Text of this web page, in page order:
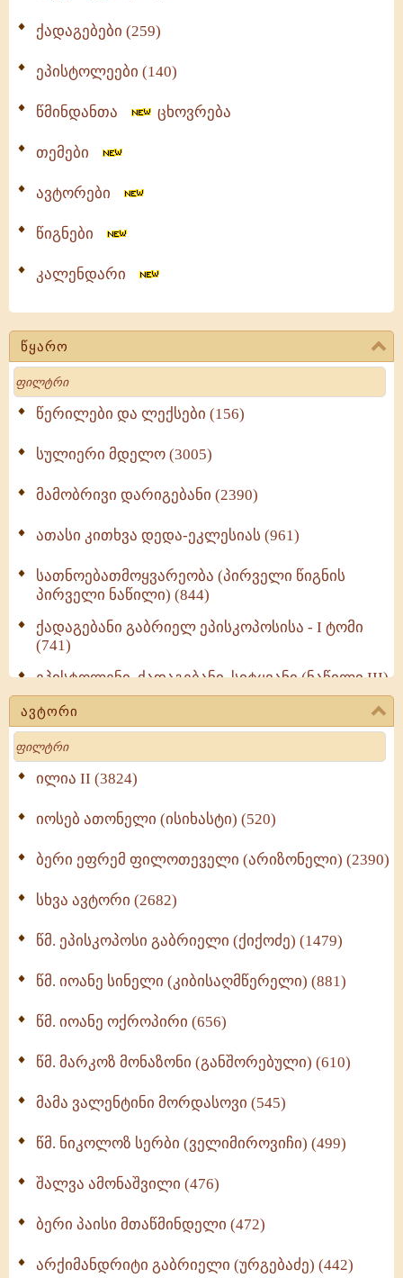
ქადაგებები (259)
ეპისტოლეები (140)
წმინდანთა ცხოვრება
თემები
ავტორები
წიგნები
კალენდარი
წყარო
Search
წერილები და ლექსები (156)
სულიერი მდელო (3005)
მამობრივი დარიგებანი (2390)
ათასი კითხვა დედა-ეკლესიას (961)
სათნოებათმოყვარეობა (პირველი წიგნის
პირველი ნაწილი) (844)
ქადაგებანი გაბრიელ ეპისკოპოსისა - I ტომი
(741)
ეპისტოლენი, ქადაგებანი, სიტყვანი (ნაწილი III)
(723)
მოძღვრის ძალზე სასარგებლო რჩევები
მრევლისათვის (545)
Wisdomge (514)
ქადაგებანი გაბრიელ ეპისკოპოსისა - II ტომი
სულიერი ცხოვრების სახელმძღვანელო -
ნაწილი II (369)
ავტორი
Search
ილია II (3824)
იოსებ ათონელი (ისიხასტი) (520)
ბერი ეფრემ ფილოთეველი (არიზონელი) (2390)
სხვა ავტორი (2682)
წმ. ეპისკოპოსი გაბრიელი (ქიქოძე) (1479)
წმ. იოანე სინელი (კიბისაღმწერელი) (881)
წმ. იოანე ოქროპირი (656)
წმ. მარკოზ მონაზონი (განშორებული) (610)
მამა ვალენტინი მორდასოვი (545)
წმ. ნიკოლოზ სერბი (ველიმიროვიჩი) (499)
შალვა ამონაშვილი (476)
ბერი პაისი მთაწმინდელი (472)
არქიმანდრიტი გაბრიელი (ურგებაძე) (442)